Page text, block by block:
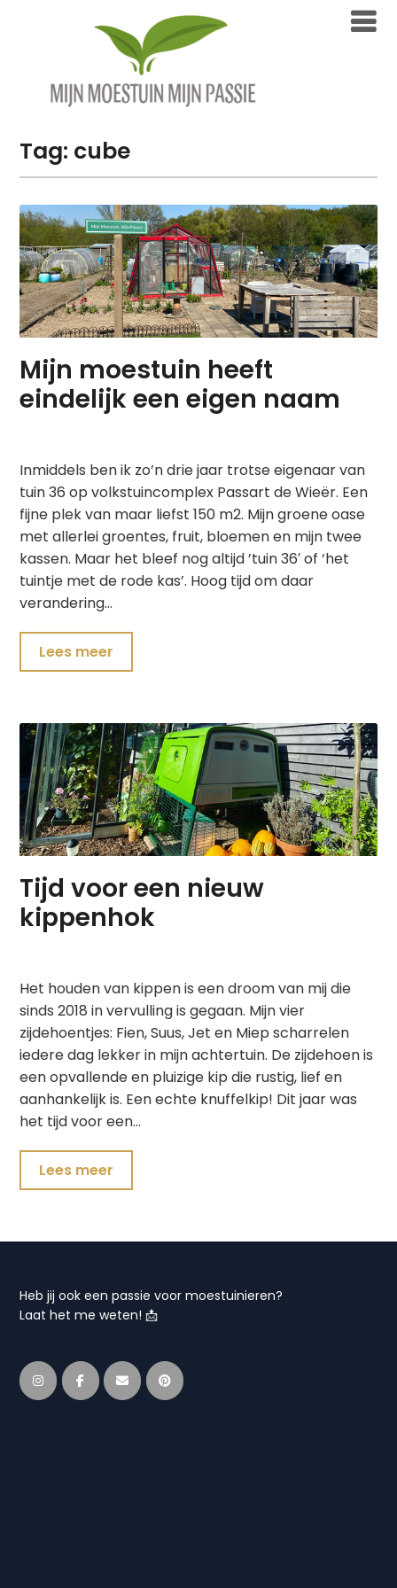
Tag: cube
Mijn moestuin heeft
eindelijk een eigen naam
Inmiddels ben ik zo’n drie jaar trotse eigenaar van
tuin 36 op volkstuincomplex Passart de Wieër. Een
fijne plek van maar liefst 150 m2. Mijn groene oase
met allerlei groentes, fruit, bloemen en mijn twee
kassen. Maar het bleef nog altijd ’tuin 36′ of ‘het
tuintje met de rode kas’. Hoog tijd om daar
verandering…
Lees meer
Tijd voor een nieuw
kippenhok
Het houden van kippen is een droom van mij die
sinds 2018 in vervulling is gegaan. Mijn vier
zijdehoentjes: Fien, Suus, Jet en Miep scharrelen
iedere dag lekker in mijn achtertuin. De zijdehoen is
een opvallende en pluizige kip die rustig, lief en
aanhankelijk is. Een echte knuffelkip! Dit jaar was
het tijd voor een…
Lees meer
Heb jij ook een passie voor moestuinieren?
Laat het me weten! 📩